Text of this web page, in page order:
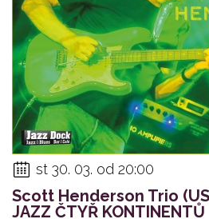
st 30. 03. od 20:00
Scott Henderson Trio
JAZZ ČTYŘ KONTINENTŮ